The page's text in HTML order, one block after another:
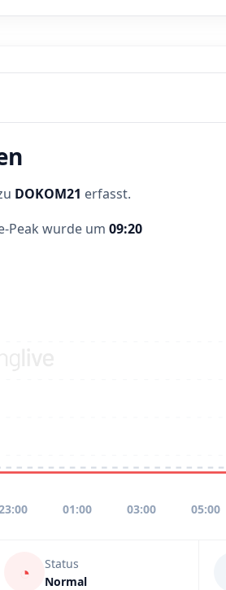
DOKOM21 erfasst.
Peak wurde um 09:20
01:00 03:00 05:00
◔
Status
Normal